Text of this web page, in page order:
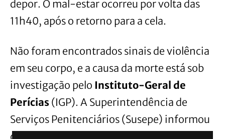
depor. O mal-estar ocorreu por volta das
11h40, após o retorno para a cela.
Não foram encontrados sinais de violência
em seu corpo, e a causa da morte está sob
investigação pelo Instituto-Geral de
Perícias (IGP). A Superintendência de
Serviços Penitenciários (Susepe) informou
que os servidores prestaram socorro ao